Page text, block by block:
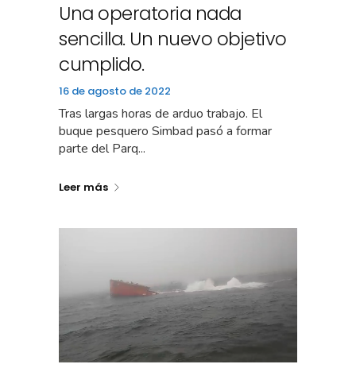
Una operatoria nada
sencilla. Un nuevo objetivo
cumplido.
16 de agosto de 2022
Tras largas horas de arduo trabajo. El
buque pesquero Simbad pasó a formar
parte del Parq...
Leer más